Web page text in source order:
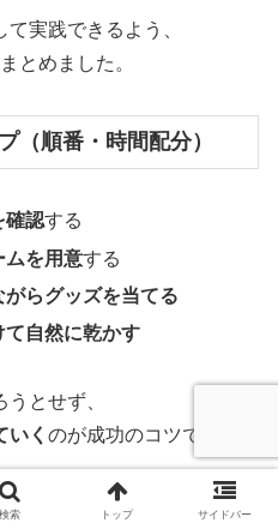
実践できるよう、
とめました。
（順番・時間配分）
確認する
ムを用意する
らグッズを当てる
自然に乾かす
とせず、
いく のが成功のコツです。
検索 トップ サイドバー